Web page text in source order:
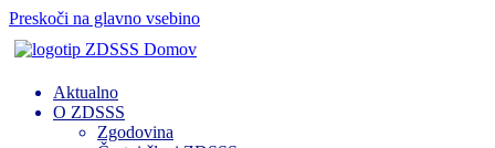
Preskoči na glavno vsebino
Domov
Aktualno
O ZDSSS
Zgodovina